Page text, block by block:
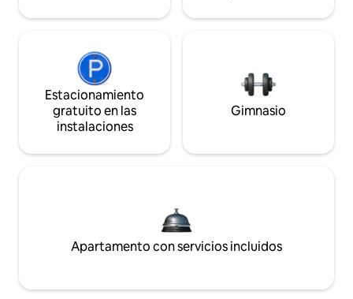
Estacionamiento
gratuito en las
instalaciones
Gimnasio
Apartamento con servicios incluidos